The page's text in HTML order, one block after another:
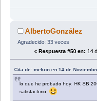
AlbertoGonzález
Agradecido: 33 veces
« Respuesta #50 en: 14
Cita de: mekon en 14 de
lo que he probado hoy: HK SB
satisfactorio